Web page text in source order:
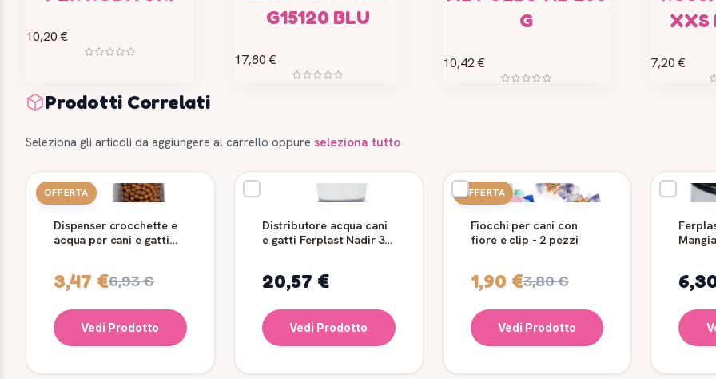
10,20 €
G15120 BLU
17,80 €
G
10,42 €
XXS
7,20 €
Prodotti Correlati
Seleziona gli articoli da aggiungere al carrello oppure seleziona tutto
OFFERTA
Dispenser crocchette e
acqua per cani e gatti
3,47 €6,93 €
Vedi Prodotto
Distributore acqua cani
e gatti Ferplast Nadir 3
20,57 €
Vedi Prodotto
OFFERTA
Fiocchi per cani con
fiore e clip - 2 pezzi
1,90 €3,80 €
Vedi Prodotto